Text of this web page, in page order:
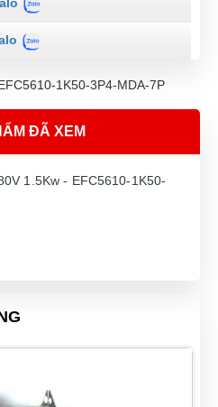
ĐÃ XEM
1.5Kw - EFC5610-1K50-